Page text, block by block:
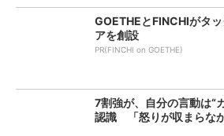
GOETHEとFINCHIがタ
アを創設
PR(FINCHI on GOETHE)
7割強が、自分の言動は“
認識 「怒りが収まらな